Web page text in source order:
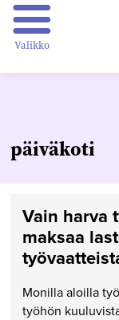
Valikko
päiväkoti
Vain harva
maksaa
Monilla aloilla
työhön